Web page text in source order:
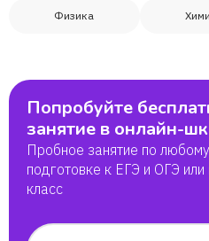
Физика
Попробуйте
занятие в онлайн-
Пробное занятие по
подготовке к ЕГЭ и ОГЭ
класс